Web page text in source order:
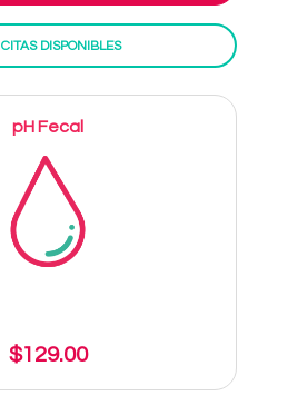
CITAS DISPONIBLES
pH Fecal
$129.00